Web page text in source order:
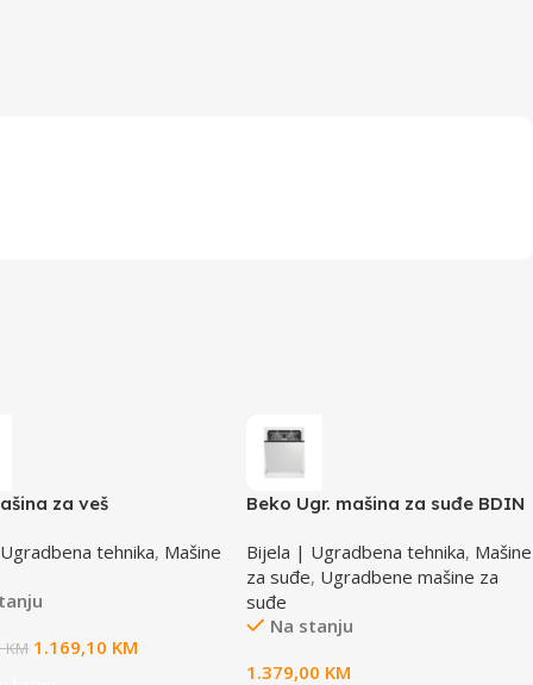
za veš
tehnika, Mašine
KM 1.169,10 KM
Beko Ugr. mašina za suđe BDIN
Bijela | Ugradbena tehnika, Mašine
za suđe, Ugradbene mašine za
suđe
Na stanju
1.379,00 KM